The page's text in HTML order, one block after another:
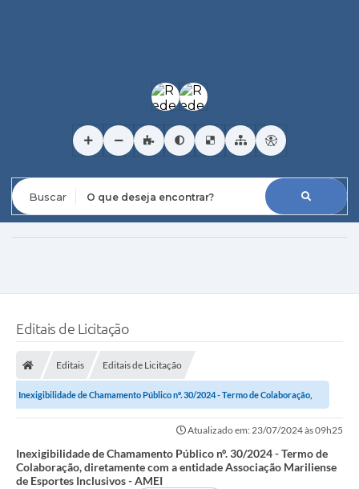
Editais de Licitação
Editais Editais de Licitação
Inexigibilidade de Chamamento Público nº. 30/2024 - Termo de Colaboração,
Atualizado em: 23/07/2024 às 09h25
Inexigibilidade de Chamamento Público nº. 30/2024 - Termo de
Colaboração, diretamente com a entidade Associação Mariliense
de Esportes Inclusivos - AMEI